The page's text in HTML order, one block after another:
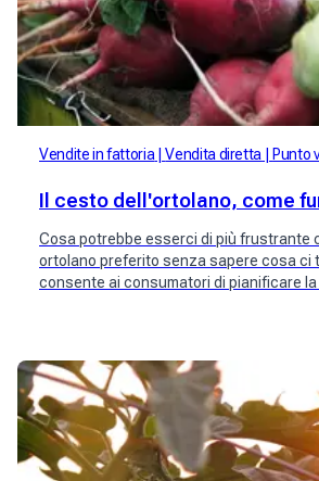
Vendite in fattoria Vendita diretta Punto
Il cesto dell'ortolano, come
Cosa potrebbe esserci di più frustrante
ortolano preferito senza sapere cosa ci
consente ai consumatori di pianificare